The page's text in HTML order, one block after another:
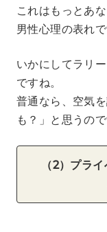
これはもっとあ
男性心理の表れで
いかにしてラリ
ですね。
普通なら、空気
も？」と思うの
（2）プラ